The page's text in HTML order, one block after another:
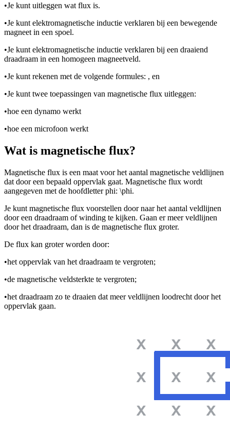
•Je kunt uitleggen wat flux is.
•Je kunt elektromagnetische inductie verklaren bij een bewegende
magneet in een spoel.
•Je kunt elektromagnetische inductie verklaren bij een draaiend
draadraam in een homogeen magneetveld.
•Je kunt rekenen met de volgende formules: , en
•Je kunt twee toepassingen van magnetische flux uitleggen:
•hoe een dynamo werkt
•hoe een microfoon werkt
Wat is magnetische flux?
Magnetische flux is een maat voor het aantal magnetische veldlijnen
dat door een bepaald oppervlak gaat. Magnetische flux wordt
aangegeven met de hoofdletter phi: \phi.
Je kunt magnetische flux voorstellen door naar het aantal veldlijnen
door een draadraam of winding te kijken. Gaan er meer veldlijnen
door het draadraam, dan is de magnetische flux groter.
De flux kan groter worden door:
•het oppervlak van het draadraam te vergroten;
•de magnetische veldsterkte te vergroten;
•het draadraam zo te draaien dat meer veldlijnen loodrecht door het
oppervlak gaan.